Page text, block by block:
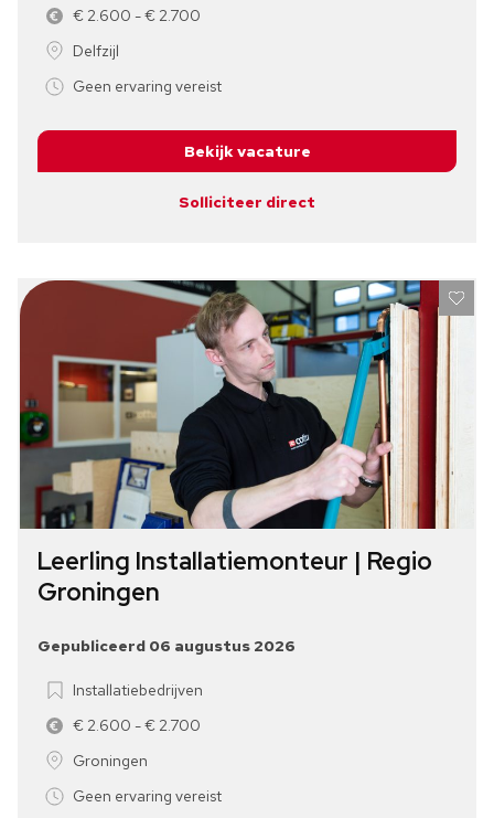
€ 2.600 - € 2.700
Delfzijl
Geen ervaring vereist
Solliciteer direct
Bekijk vacature
Leerling Installatiemonteur | Regio
Groningen
Gepubliceerd 06 augustus 2026
Installatiebedrijven
€ 2.600 - € 2.700
Groningen
Geen ervaring vereist